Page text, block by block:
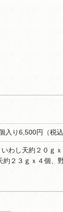
り6,500円（税込
わし天約２０ｇ
２３ｇｘ４個、